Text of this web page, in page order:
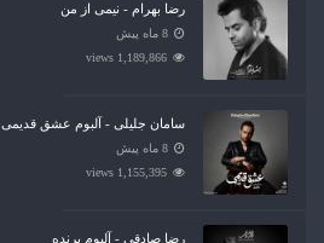
رضا بهرام - نیمی از من
8 ماه پیش
1,189,866 views
سامان جلیلی - آلبوم عشق قدیمی
8 ماه پیش
1,155,395 views
رضا صادقی - آلبوم برنده